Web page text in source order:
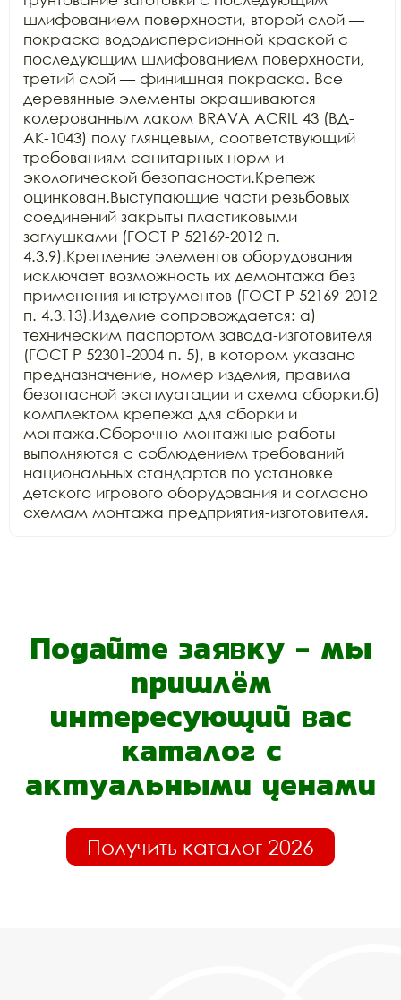
шлифованием поверхности, второй слой —
покраска вододисперсионной краской с
последующим шлифованием поверхности,
третий слой — финишная покраска. Все
деревянные элементы окрашиваются
колерованным лаком BRAVA ACRIL 43 (ВД-
АК-1043) полу глянцевым, соответствующий
требованиям санитарных норм и
экологической безопасности.Крепеж
оцинкован.Выступающие части резьбовых
соединений закрыты пластиковыми
заглушками (ГОСТ Р 52169-2012 п.
4.3.9).Крепление элементов оборудования
исключает возможность их демонтажа без
применения инструментов (ГОСТ Р 52169-2012
п. 4.3.13).Изделие сопровождается: а)
техническим паспортом завода-изготовителя
(ГОСТ Р 52301-2004 п. 5), в котором указано
предназначение, номер изделия, правила
безопасной эксплуатации и схема сборки.б)
комплектом крепежа для сборки и
монтажа.Сборочно-монтажные работы
выполняются с соблюдением требований
национальных стандартов по установке
детского игрового оборудования и согласно
схемам монтажа предприятия-изготовителя.
Подайте заявку - мы
пришлём
интересующий вас
каталог с
актуальными ценами
Получить каталог 2026